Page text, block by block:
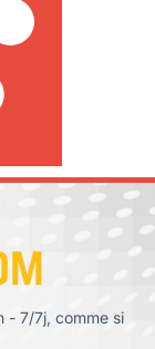
- 7/7j, comme si